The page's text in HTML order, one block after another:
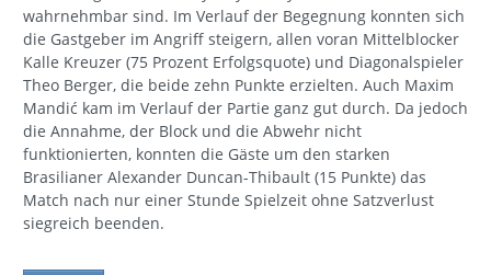
wahrnehmbar sind. Im Verlauf der Begegnung konnten sich
die Gastgeber im Angriff steigern, allen voran Mittelblocker
Kalle Kreuzer (75 Prozent Erfolgsquote) und Diagonalspieler
Theo Berger, die beide zehn Punkte erzielten. Auch Maxim
Mandić kam im Verlauf der Partie ganz gut durch. Da jedoch
die Annahme, der Block und die Abwehr nicht
funktionierten, konnten die Gäste um den starken
Brasilianer Alexander Duncan-Thibault (15 Punkte) das
Match nach nur einer Stunde Spielzeit ohne Satzverlust
siegreich beenden.